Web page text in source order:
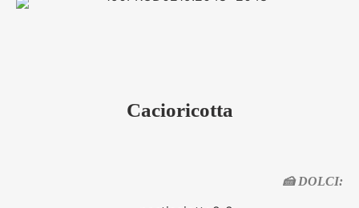
Cacioricotta
🍰 DOLCI: